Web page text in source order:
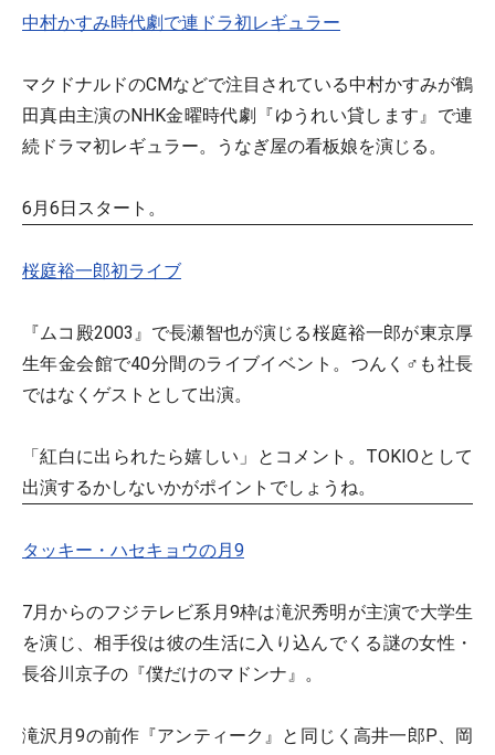
中村かすみ時代劇で連ドラ初レギュラー
マクドナルドのCMなどで注目されている中村かすみが鶴
田真由主演のNHK金曜時代劇『ゆうれい貸します』で連
続ドラマ初レギュラー。うなぎ屋の看板娘を演じる。
6月6日スタート。
桜庭裕一郎初ライブ
『ムコ殿2003』で長瀬智也が演じる桜庭裕一郎が東京厚
生年金会館で40分間のライブイベント。つんく♂も社長
ではなくゲストとして出演。
「紅白に出られたら嬉しい」とコメント。TOKIOとして
出演するかしないかがポイントでしょうね。
タッキー・ハセキョウの月9
7月からのフジテレビ系月9枠は滝沢秀明が主演で大学生
を演じ、相手役は彼の生活に入り込んでくる謎の女性・
長谷川京子の『僕だけのマドンナ』。
滝沢月9の前作『アンティーク』と同じく高井一郎P、岡